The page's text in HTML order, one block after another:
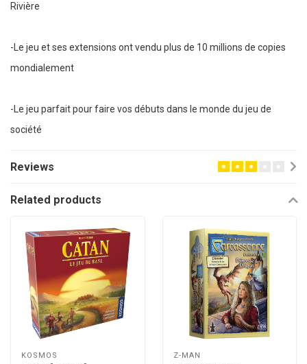
Rivière
-Le jeu et ses extensions ont vendu plus de 10 millions de copies
mondialement
-Le jeu parfait pour faire vos débuts dans le monde du jeu de
société
Reviews
Related products
KOSMOS Z-MAN